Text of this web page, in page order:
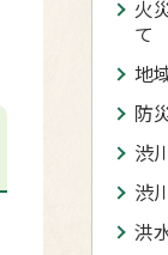
火
て
地
防
渋
渋
洪